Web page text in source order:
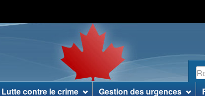
au
contenu
principal
à
«
propos
ce
site
à
la
version
simplifiée
Lutte contre le crime Gestion des urgences